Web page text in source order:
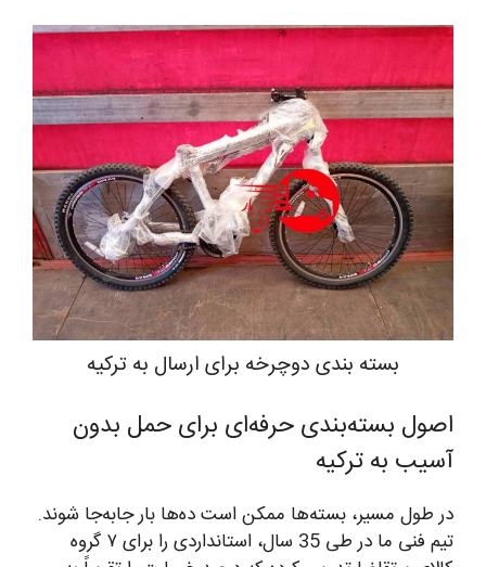
بسته بندی دوچرخه برای ارسال به ترکیه
اصول بسته‌بندی حرفه‌ای برای حمل بدون
آسیب به ترکیه
در طول مسیر، بسته‌ها ممکن است ده‌ها بار جابه‌جا شوند.
تیم فنی ما در طی 35 سال، استانداردی را برای ۷ گروه